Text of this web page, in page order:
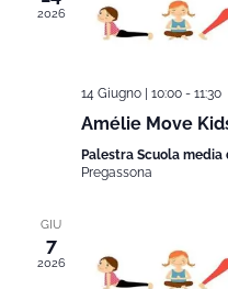
2026
14 Giugno | 10:00- 11:30
Amélie Move
Palestra Scuola media
Pregassona
GIU
7
2026